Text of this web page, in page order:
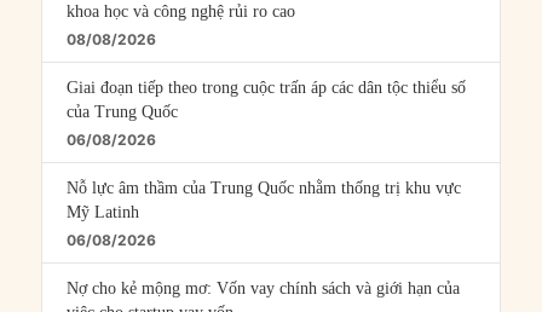
khoa học và công nghệ rủi ro cao
08/08/2026
Giai đoạn tiếp theo trong cuộc trấn áp các dân tộc thiểu số
của Trung Quốc
06/08/2026
Nỗ lực âm thầm của Trung Quốc nhằm thống trị khu vực
Mỹ Latinh
06/08/2026
Nợ cho kẻ mộng mơ: Vốn vay chính sách và giới hạn của